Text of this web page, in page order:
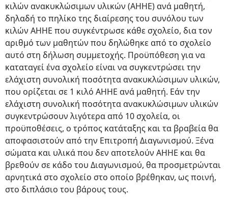
κιλών ανακυκλώσιμων υλικών (ΑΗΗΕ) ανά μαθητή,
δηλαδή το πηλίκο της διαίρεσης του συνόλου των
κιλών ΑΗΗΕ που συγκέντρωσε κάθε σχολείο, δια τον
αριθμό των μαθητών που δηλώθηκε από το σχολείο
αυτό στη δήλωση συμμετοχής. Προϋπόθεση για να
καταταγεί ένα σχολείο είναι να συγκεντρώσει την
ελάχιστη συνολική ποσότητα ανακυκλώσιμων υλικών,
που ορίζεται σε 1 κιλό ΑΗΗΕ ανά μαθητή. Εάν την
ελάχιστη συνολική ποσότητα ανακυκλώσιμων υλικών
συγκεντρώσουν λιγότερα από 10 σχολεία, οι
προϋποθέσεις, ο τρόπος κατάταξης και τα βραβεία θα
αποφασιστούν από την Επιτροπή Διαγωνισμού. Ξένα
σώματα και υλικά που δεν αποτελούν ΑΗΗΕ και θα
βρεθούν σε κάδο του Διαγωνισμού, θα προσμετρώνται
αρνητικά στο σχολείο στο οποίο βρέθηκαν, ως ποινή,
στο διπλάσιο του βάρους τους.